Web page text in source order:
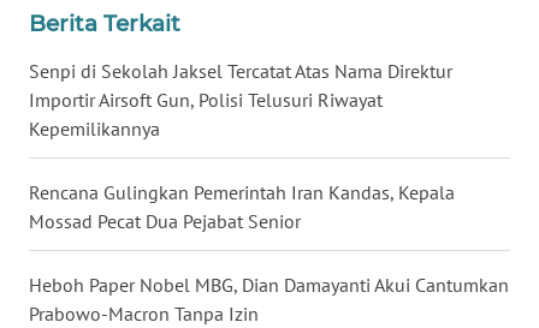
Berita Terkait
Senpi di Sekolah Jaksel Tercatat Atas Nama Direktur
Importir Airsoft Gun, Polisi Telusuri Riwayat
Kepemilikannya
Rencana Gulingkan Pemerintah Iran Kandas, Kepala
Mossad Pecat Dua Pejabat Senior
Heboh Paper Nobel MBG, Dian Damayanti Akui Cantumkan
Prabowo-Macron Tanpa Izin
SERAMBI
WN
JAMBI
WN
WN